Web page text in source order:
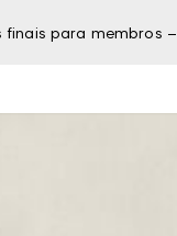
para membros –